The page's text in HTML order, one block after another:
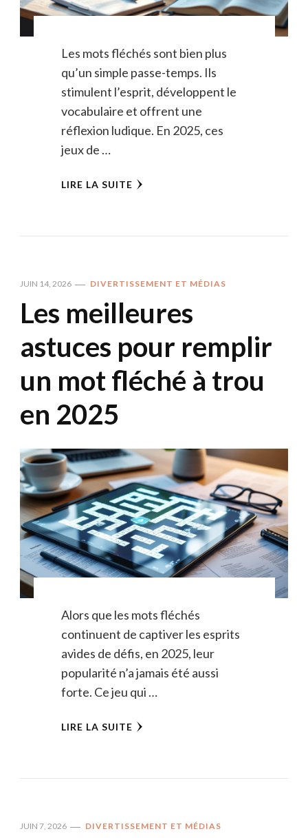
Les mots fléchés sont bien plus
qu’un simple passe-temps. Ils
stimulent l’esprit, développent le
vocabulaire et offrent une
réflexion ludique. En 2025, ces
jeux de …
LIRE LA SUITE
JUIN 14, 2026 DIVERTISSEMENT ET MÉDIAS
Les meilleures
astuces pour remplir
un mot fléché à trou
en 2025
Alors que les mots fléchés
continuent de captiver les esprits
avides de défis, en 2025, leur
popularité n’a jamais été aussi
forte. Ce jeu qui …
LIRE LA SUITE
JUIN 7, 2026 DIVERTISSEMENT ET MÉDIAS